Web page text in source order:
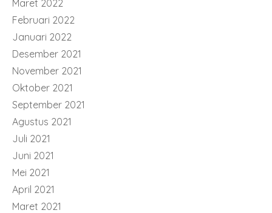
Maret 2022
Februari 2022
Januari 2022
Desember 2021
November 2021
Oktober 2021
September 2021
Agustus 2021
Juli 2021
Juni 2021
Mei 2021
April 2021
Maret 2021